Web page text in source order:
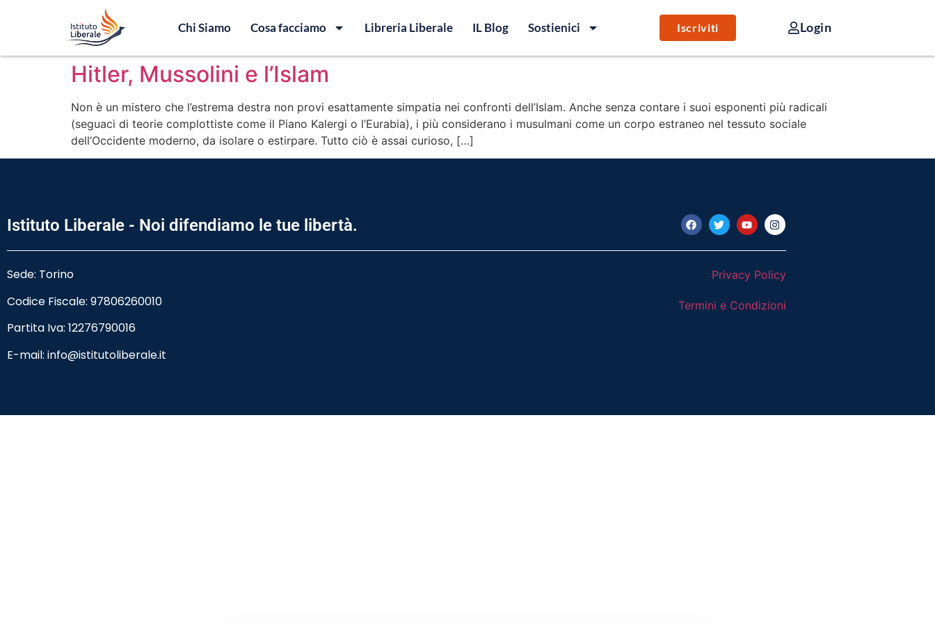
Chi Siamo Cosa facciamo Libreria Liberale IL Blog Sostienici Iscriviti Login
Hitler, Mussolini e l’Islam
Non è un mistero che l’estrema destra non provi esattamente simpatia nei confronti dell’Islam. Anche senza contare i suoi esponenti più radicali
(seguaci di teorie complottiste come il Piano Kalergi o l’Eurabia), i più considerano i musulmani come un corpo estraneo nel tessuto sociale
dell’Occidente moderno, da isolare o estirpare. Tutto ciò è assai curioso, […]
Istituto Liberale - Noi difendiamo le tue libertà.
Sede: Torino
Codice Fiscale: 97806260010
Partita Iva: 12276790016
E-mail: info@istitutoliberale.it
Privacy Policy
Termini e Condizioni